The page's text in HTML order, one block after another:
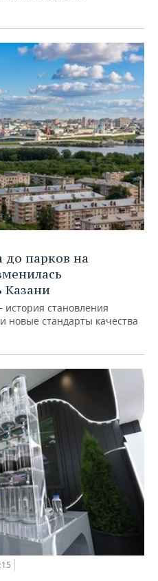
до парков на
Казани
становления
новые стандарты качества